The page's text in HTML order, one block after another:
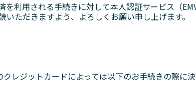
利用される手続きに対して本人認証サービス（
ただきますよう、よろしくお願い申し上げます。
レジットカードによっては以下のお手続きの際に